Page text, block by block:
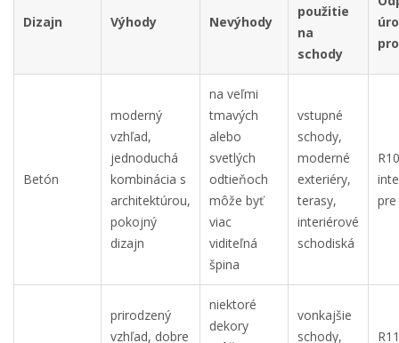
Dizajn Výhody Nevýhody
použitie
na
schody
Betón
moderný
vzhľad,
jednoduchá
kombinácia s
architektúrou,
pokojný
dizajn
na veľmi
tmavých
alebo
svetlých
odtieňoch
môže byť
viac
viditeľná
špina
vstupné
schody,
moderné
exteriéry,
terasy,
interiérové
schodiská
prirodzený
vzhľad, dobre
niektoré
dekory
vonkajšie
schody,